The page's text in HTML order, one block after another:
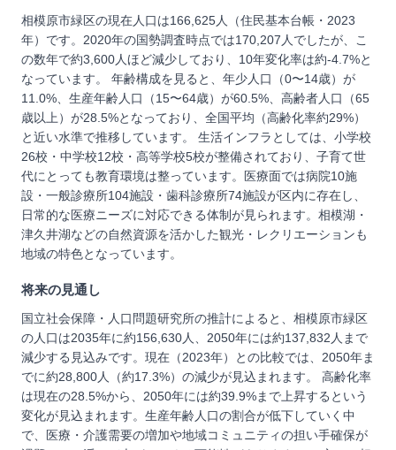
相模原市緑区の現在人口は166,625人（住民基本台帳・2023
年）です。2020年の国勢調査時点では170,207人でしたが、こ
の数年で約3,600人ほど減少しており、10年変化率は約-4.7%と
なっています。 年齢構成を見ると、年少人口（0〜14歳）が
11.0%、生産年齢人口（15〜64歳）が60.5%、高齢者人口（65
歳以上）が28.5%となっており、全国平均（高齢化率約29%）
と近い水準で推移しています。 生活インフラとしては、小学校
26校・中学校12校・高等学校5校が整備されており、子育て世
代にとっても教育環境は整っています。医療面では病院10施
設・一般診療所104施設・歯科診療所74施設が区内に存在し、
日常的な医療ニーズに対応できる体制が見られます。相模湖・
津久井湖などの自然資源を活かした観光・レクリエーションも
地域の特色となっています。
将来の見通し
国立社会保障・人口問題研究所の推計によると、相模原市緑区
の人口は2035年に約156,630人、2050年には約137,832人まで
減少する見込みです。現在（2023年）との比較では、2050年ま
でに約28,800人（約17.3%）の減少が見込まれます。 高齢化率
は現在の28.5%から、2050年には約39.9%まで上昇するという
変化が見込まれます。生産年齢人口の割合が低下していく中
で、医療・介護需要の増加や地域コミュニティの担い手確保が